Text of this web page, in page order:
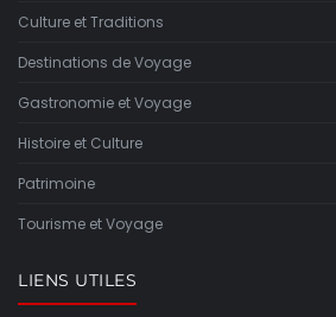
Culture et Traditions
Destinations de Voyage
Gastronomie et Voyage
Histoire et Culture
Patrimoine
Tourisme et Voyage
LIENS UTILES